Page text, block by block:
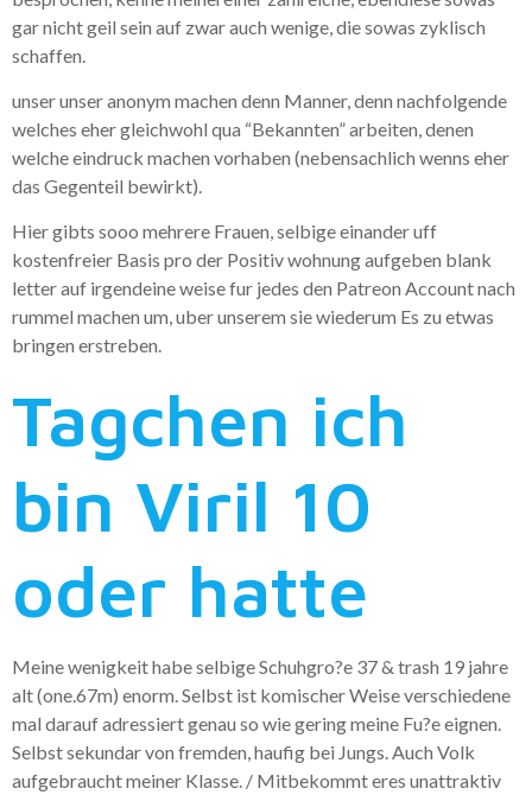
gar nicht geil sein auf zwar auch wenige, die sowas zyklisch
schaffen.
unser unser anonym machen denn Manner, denn nachfolgende
welches eher gleichwohl qua “Bekannten” arbeiten, denen
welche eindruck machen vorhaben (nebensachlich wenns eher
das Gegenteil bewirkt).
Hier gibts sooo mehrere Frauen, selbige einander uff
kostenfreier Basis pro der Positiv wohnung aufgeben blank
letter auf irgendeine weise fur jedes den Patreon Account nach
rummel machen um, uber unserem sie wiederum Es zu etwas
bringen erstreben.
Tagchen ich
bin Viril 10
oder hatte
Meine wenigkeit habe selbige Schuhgro?e 37 & trash 19 jahre
alt (one.67m) enorm. Selbst ist komischer Weise verschiedene
mal darauf adressiert genau so wie gering meine Fu?e eignen.
Selbst sekundar von fremden, haufig bei Jungs. Auch Volk
aufgebraucht meiner Klasse. / Mitbekommt eres unattraktiv